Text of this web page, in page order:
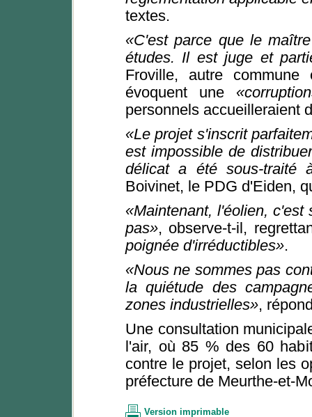
textes.
C'est parce que le
études. Il est juge et
Froville, autre
évoquent une
corruption
personnels accueilleraient
Le projet s'inscrit
est impossible de
délicat a été sous-traité
Boivinet, le PDG d'Eiden,
Maintenant, l'éolien, c'est
pas , observe-t-il,
poignée d'irréductibles .
Nous ne sommes pas
la quiétude des
zones industrielles ,
Une consultation
l'air, où 85 % des 60
contre le projet, selon les
préfecture de Meurthe-et-
Version imprimable